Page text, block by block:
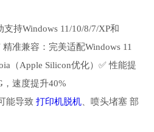
持Windows 11/10/8/7/XP和
准兼容：完美适配Windows 11
（Apple Silicon优化）✅ 性能提
速度提升40%
能导致 打印机脱机、喷头堵塞 部